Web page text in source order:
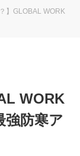
】GLOBAL WORK
WORK
強防寒ア